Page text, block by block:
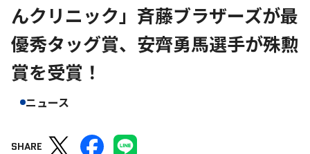
んクリニック」斉藤ブラザーズが最
優秀タッグ賞、安齊勇馬選手が殊勲
賞を受賞！
ニュース
SHARE